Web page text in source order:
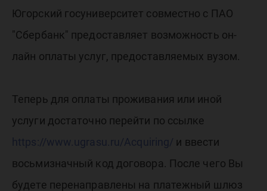
оплаты
услуг
Югорский госуниверситет совместно с ПАО
"Сбербанк" предоставляет возможность он-
лайн оплаты услуг, предоставляемых вузом.
Теперь для оплаты проживания или иной
услуги достаточно перейти по ссылке
https://www.ugrasu.ru/Acquiring/ и ввести
восьмизначный код договора. После чего Вы
будете перенаправлены на платежный шлюз